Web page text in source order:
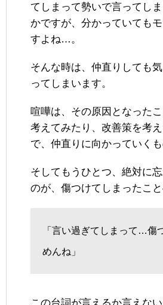
てしまって勢いで言ってし
かですが、分かっていても
すよね…。
そんな時は、仲直りしても
ってしまいます。
喧嘩は、その原因となった
考えてみたり、改善策を考
で、仲直りに向かっていくも
そしてもうひとつ、絶対に
のが、傷つけてしまったこと
「言い過ぎてしまって…傷
めんね」
この台詞が言えるか言えな